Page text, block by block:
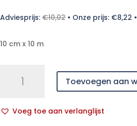
Adviesprijs: €10,02 • Onze prijs: €8,22 •
10 cm x 10 m
10m
Toevoegen aan
Voeg toe aan verlanglijst